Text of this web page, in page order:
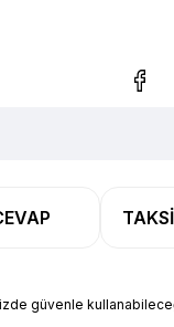
güvenle